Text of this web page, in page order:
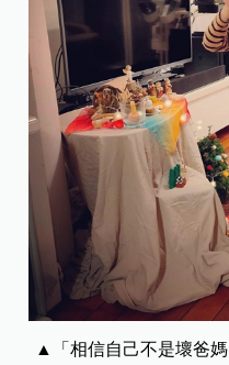
▲「相信自己不是壞爸